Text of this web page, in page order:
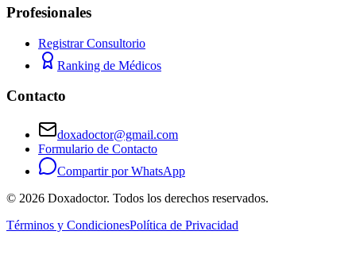
Profesionales
Registrar Consultorio
Ranking de Médicos
Contacto
doxadoctor@gmail.com
Formulario de Contacto
Compartir por WhatsApp
© 2026 Doxadoctor. Todos los derechos reservados.
Términos y CondicionesPolítica de Privacidad